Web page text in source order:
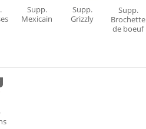
Supp.
Mexicain
Supp.
Grizzly
Supp.
Brochette
de boeuf